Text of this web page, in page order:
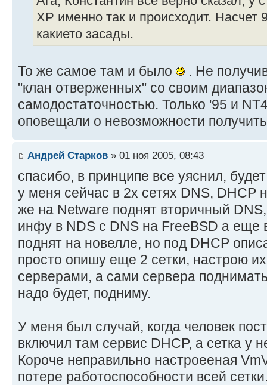
XP именно так и происходит.
какието засады.
То же самое там и было
. Не
"клан отверженных" со своим
самодостаточностью. Только '95 и
оповещали о невозможности
Андрей Старков » 01 ноя 2005, 08:43
спасибо, в принципе все уяснил,
у меня сейчас в 2х сетях DNS, DHCP
же на Netware поднят вторичный
инфу в NDS с DNS на FreeBSD а еще
поднят на новелле, но под DHCP
просто опишу еще 2 сетки, настрою
серверами, а сами сервера
надо будет, подниму.
У меня был случай, когда человек
включил там сервис DHCP, а сетка у
Короче неправильно настроееная
потере работоспособности всей